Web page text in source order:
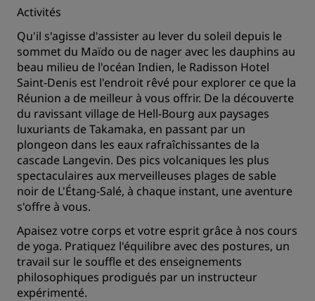
Activités
Qu'il s'agisse d'assister au lever du soleil depuis le
sommet du Maïdo ou de nager avec les dauphins au
beau milieu de l'océan Indien, le Radisson Hotel
Saint-Denis est l'endroit rêvé pour explorer ce que la
Réunion a de meilleur à vous offrir. De la découverte
du ravissant village de Hell-Bourg aux paysages
luxuriants de Takamaka, en passant par un
plongeon dans les eaux rafraîchissantes de la
cascade Langevin. Des pics volcaniques les plus
spectaculaires aux merveilleuses plages de sable
noir de L'Étang-Salé, à chaque instant, une aventure
s'offre à vous.
Apaisez votre corps et votre esprit grâce à nos cours
de yoga. Pratiquez l'équilibre avec des postures, un
travail sur le souffle et des enseignements
philosophiques prodigués par un instructeur
expérimenté.